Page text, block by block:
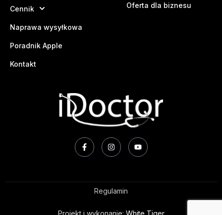
Cennik
Naprawa wysyłkowa
Poradnik Apple
Kontakt
Oferta dla biznesu
Regulamin